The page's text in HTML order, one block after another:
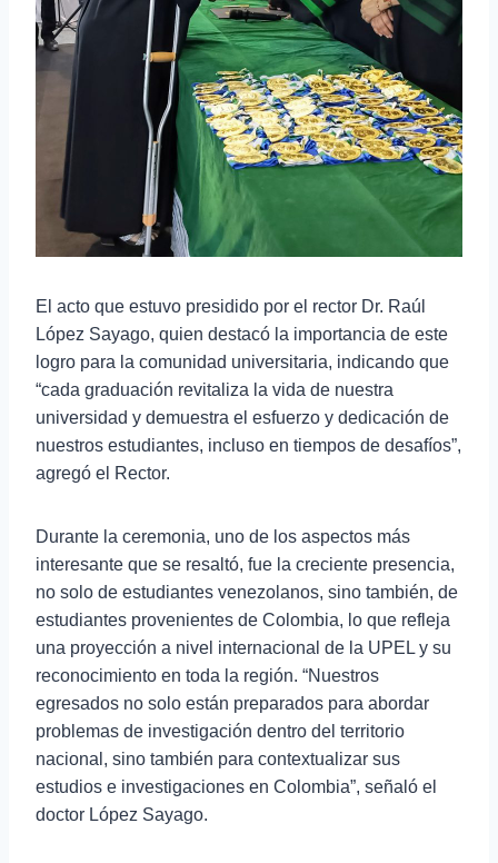
El acto que estuvo presidido por el rector Dr. Raúl
López Sayago, quien destacó la importancia de este
logro para la comunidad universitaria, indicando que
“cada graduación revitaliza la vida de nuestra
universidad y demuestra el esfuerzo y dedicación de
nuestros estudiantes, incluso en tiempos de desafíos”,
agregó el Rector.
Durante la ceremonia, uno de los aspectos más
interesante que se resaltó, fue la creciente presencia,
no solo de estudiantes venezolanos, sino también, de
estudiantes provenientes de Colombia, lo que refleja
una proyección a nivel internacional de la UPEL y su
reconocimiento en toda la región. “Nuestros
egresados no solo están preparados para abordar
problemas de investigación dentro del territorio
nacional, sino también para contextualizar sus
estudios e investigaciones en Colombia”, señaló el
doctor López Sayago.